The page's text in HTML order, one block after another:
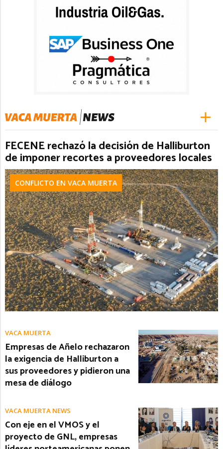
FECENE rechazó la decisión de Halliburton
de imponer recortes a proveedores locales
CONFLICTO EN VACA MUERTA
VACA MUERTA
Empresas de Añelo rechazaron
la exigencia de Halliburton a
sus proveedores y pidieron una
mesa de diálogo
VACA MUERTA NEWS
Con eje en el VMOS y el
proyecto de GNL, empresas